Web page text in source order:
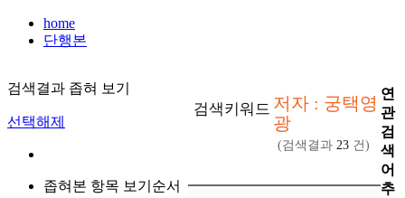
home
단행본
검색결과 좁혀 보기
선택해제
좁혀본 항목 보기순서
검색키워드 저자 : 궁택영
광
(검색결과 23 건)
연
관
검
색
어
추